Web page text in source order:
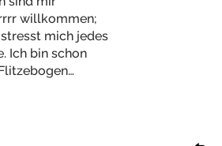
willkommen;
mich jedes
Ich bin schon